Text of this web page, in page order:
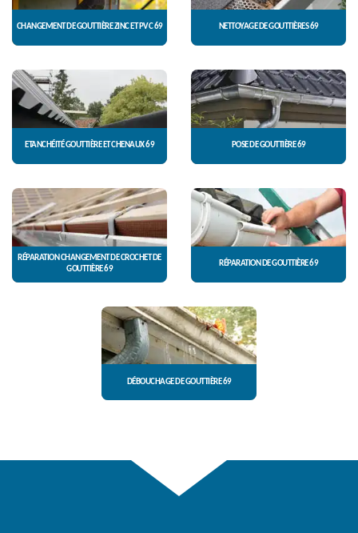
CHANGEMENT DE GOUTTIÈRE ZINC ET PVC 69 NETTOYAGE DE GOUTTIÈRES 69
ETANCHÉITÉ GOUTTIÈRE ET CHENAUX 69 POSE DE GOUTTIÈRE 69
RÉPARATION CHANGEMENT DE CROCHET DE
GOUTTIÈRE 69
RÉPARATION DE GOUTTIÈRE 69
DÉBOUCHAGE DE GOUTTIÈRE 69